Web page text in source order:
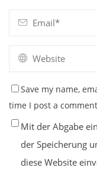
Save my name,
time I post a
Mit der Abgabe
der Speicherung
diese Website